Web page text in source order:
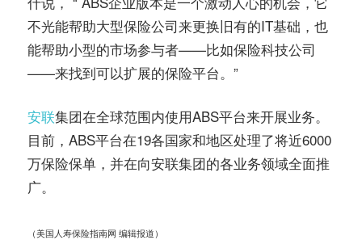
不光能帮助大型保险公司来更换旧有的IT基础，也
能帮助小型的市场参与者——比如保险科技公司
——来找到可以扩展的保险平台。”
安联集团在全球范围内使用ABS平台来开展业务。
目前，ABS平台在19各国家和地区处理了将近6000
万保险保单，并在向安联集团的各业务领域全面推
广。
（美国人寿保险指南网 编辑报道）